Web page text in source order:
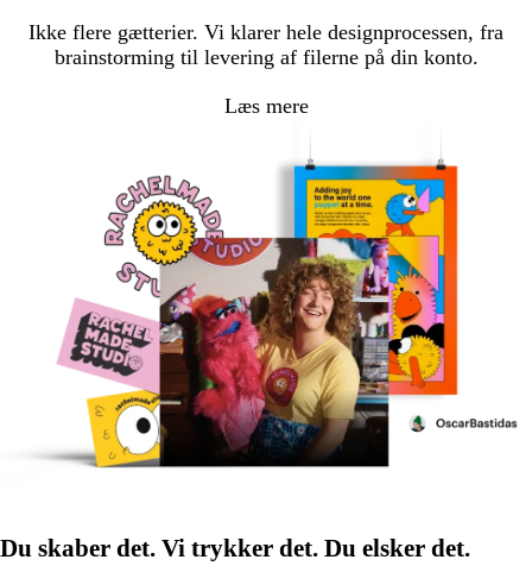
Ikke flere gætterier. Vi klarer hele designprocessen, fra
brainstorming til levering af filerne på din konto.
Læs mere
Du skaber det. Vi trykker det. Du elsker det.